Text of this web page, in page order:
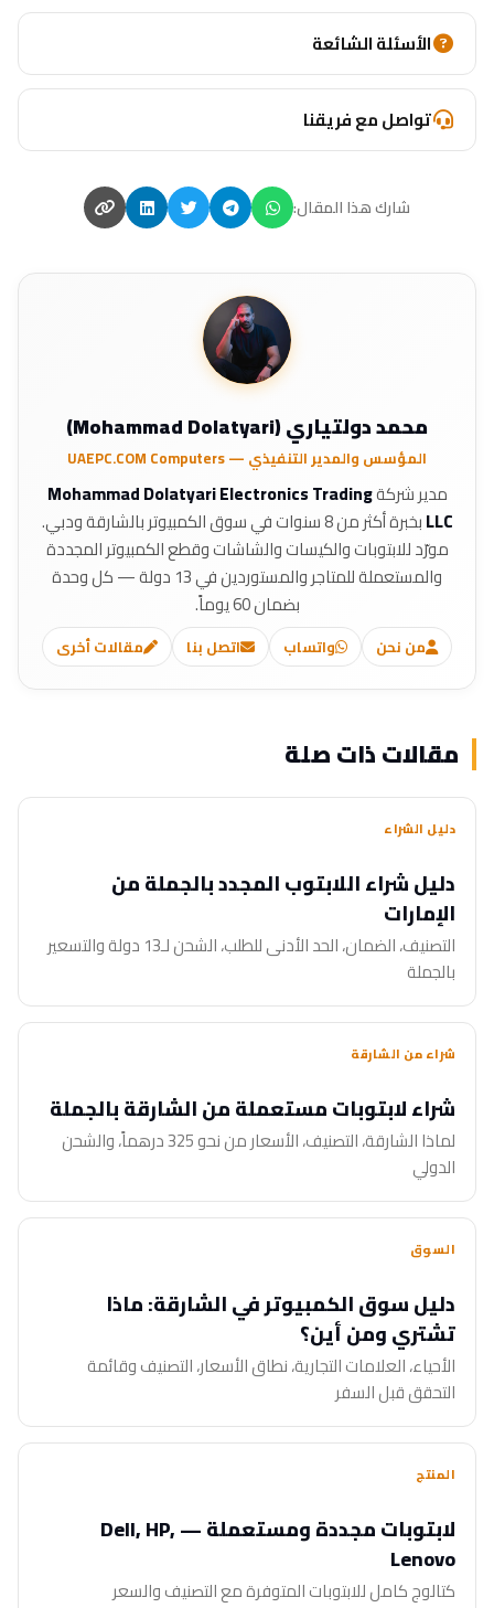
الأسئلة الشائعة
تواصل مع فريقنا
شارك هذا المقال:
محمد دولتياري (Mohammad Dolatyari)
المؤسس والمدير التنفيذي — UAEPC.COM Computers
مدير شركةMohammad Dolatyari Electronics Trading
LLC
بخبرة أكثر من 8 سنوات في سوق الكمبيوتر بالشارقة ودبي.
مورّد للابتوبات والكيسات والشاشات وقطع الكمبيوتر المجددة
والمستعملة للمتاجر والمستوردين في 13 دولة — كل وحدة
بضمان 60 يوماً.
من نحن واتساب اتصل بنا مقالات أخرى
مقالات ذات صلة
دليل الشراء
دليل شراء اللابتوب المجدد بالجملة من
الإمارات
التصنيف، الضمان، الحد الأدنى للطلب، الشحن لـ13 دولة والتسعير
بالجملة
شراء من الشارقة
شراء لابتوبات مستعملة من الشارقة بالجملة
لماذا الشارقة، التصنيف، الأسعار من نحو 325 درهماً، والشحن
الدولي
السوق
دليل سوق الكمبيوتر في الشارقة: ماذا
تشتري ومن أين؟
الأحياء، العلامات التجارية، نطاق الأسعار، التصنيف وقائمة
التحقق قبل السفر
المنتج
لابتوبات مجددة ومستعملة — Dell, HP,
Lenovo
كتالوج كامل للابتوبات المتوفرة مع التصنيف والسعر